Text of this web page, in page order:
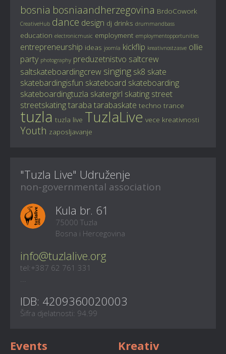
bosnia bosniaandherzegovina BrdoCowork
CreativeHub dance design dj drinks drummandbass
education electronicmusic employment employmentopportunities
entrepreneurship ideas joomla kickflip kreativnostzasve ollie
party photography preduzetnistvo saltcrew
saltskateboardingcrew singing sk8 skate
skatebardingisfun skateboard skateboarding
skateboardingtuzla skatergirl skating street
streetskatingtaraba tarabaskate techno trance
tuzla tuzla live TuzlaLive vece kreativnosti
Youth zaposljavanje
"Tuzla Live" Udruženje
non-governmental association
Kula br. 61
75000 Tuzla
Bosna i Hercegovina
info@tuzlalive.org
tel:+387 62 761 331
...
IDB: 4209360020003
Šifra djelatnosti: 94.99
Events Kreativ